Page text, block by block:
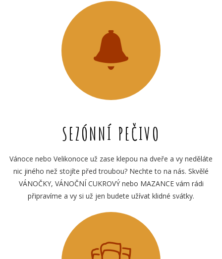
SEZÓNNÍ PEČIVO
Vánoce nebo Velikonoce už zase klepou na dveře a vy neděláte
nic jiného než stojíte před troubou? Nechte to na nás. Skvělé
VÁNOČKY, VÁNOČNÍ CUKROVÝ nebo MAZANCE vám rádi
připravíme a vy si už jen budete užívat klidné svátky.